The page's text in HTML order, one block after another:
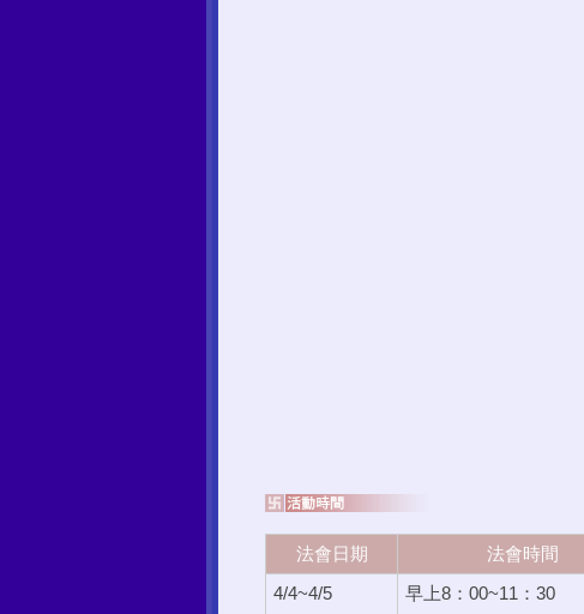
法會日期 法會時間
4/4~4/5
早上8：00~11：30